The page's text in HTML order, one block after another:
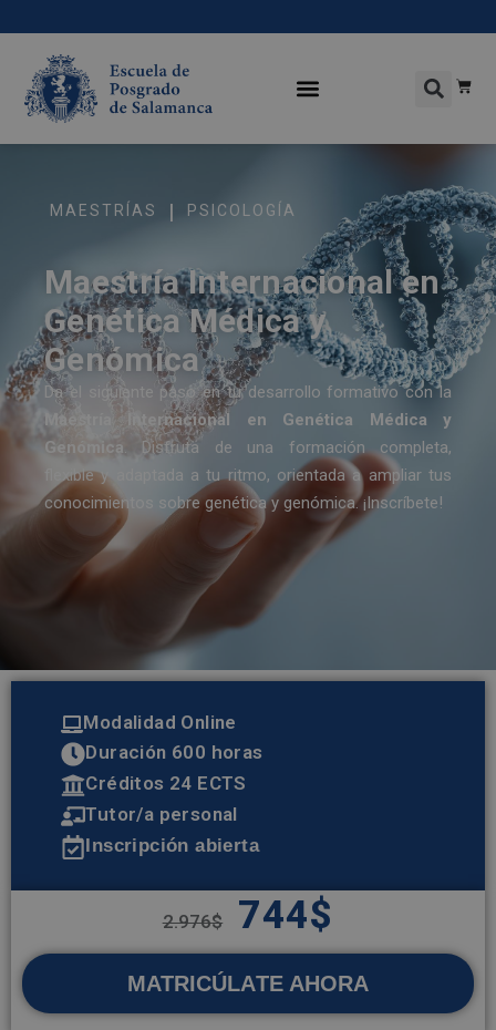
MAESTRÍAS | PSICOLOGÍA
Maestría Internacional en
Genética Médica y
Genómica
Da el siguiente paso en tu desarrollo formativo con la
Maestría Internacional en Genética Médica y
Genómica. Disfruta de una formación completa,
flexible y adaptada a tu ritmo, orientada a ampliar tus
conocimientos sobre genética y genómica. ¡Inscríbete!
Modalidad Online
Duración 600 horas
Créditos 24 ECTS
Tutor/a personal
Inscripción abierta
2.976$ 744$
MATRICÚLATE AHORA